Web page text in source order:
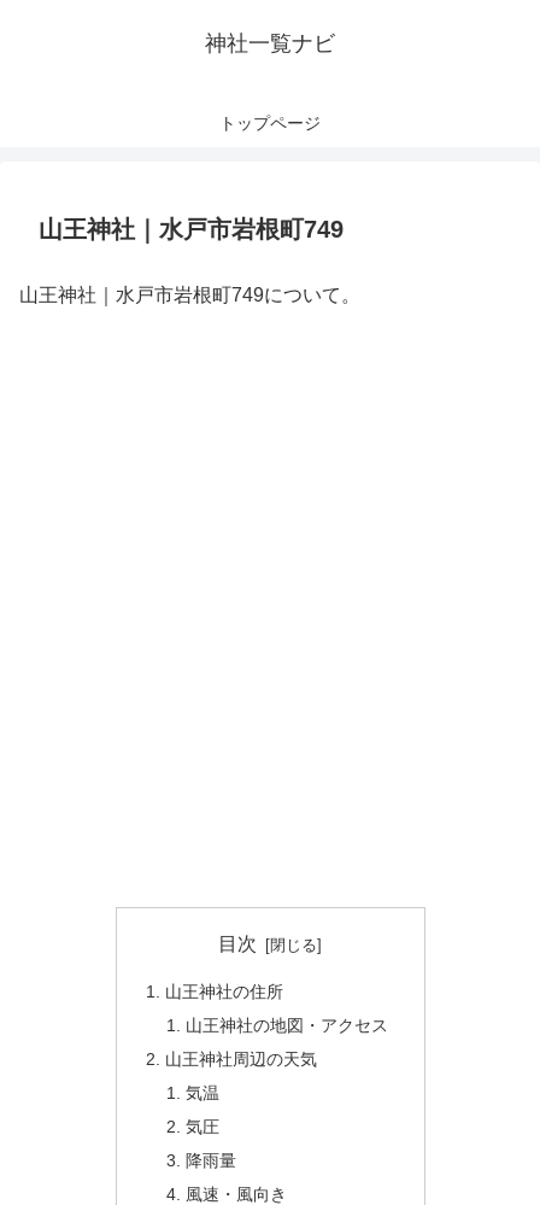
神社一覧ナビ
トップページ
山王神社｜水戸市岩根町749
山王神社｜水戸市岩根町749について。
目次
山王神社の住所
山王神社の地図・アクセス
山王神社周辺の天気
気温
気圧
降雨量
風速・風向き